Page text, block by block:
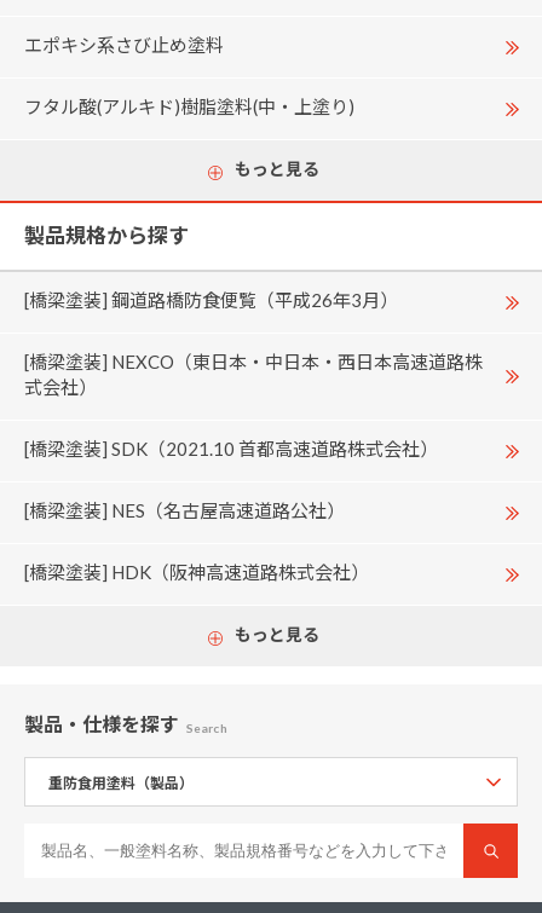
エポキシ系さび止め塗料
フタル酸(アルキド)樹脂塗料(中・上塗り)
もっと見る
製品規格から探す
[橋梁塗装] 鋼道路橋防食便覧（平成26年3月）
[橋梁塗装] NEXCO（東日本・中日本・西日本高速道路株
式会社）
[橋梁塗装] SDK（2021.10 首都高速道路株式会社）
[橋梁塗装] NES（名古屋高速道路公社）
[橋梁塗装] HDK（阪神高速道路株式会社）
もっと見る
製品・仕様を探す Search